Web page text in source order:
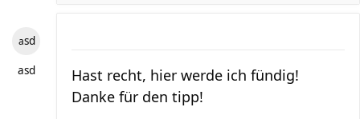
asd
asd
Hast recht, hier werde ich fündig!
Danke für den tipp!